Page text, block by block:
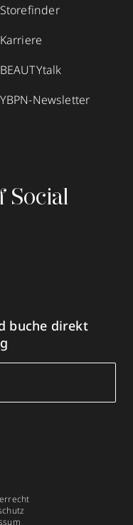
Storefinder
Karriere
BEAUTYtalk
YBPN-Newsletter
Social
buche direkt